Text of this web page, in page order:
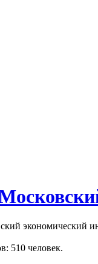
экономический
510 человек.